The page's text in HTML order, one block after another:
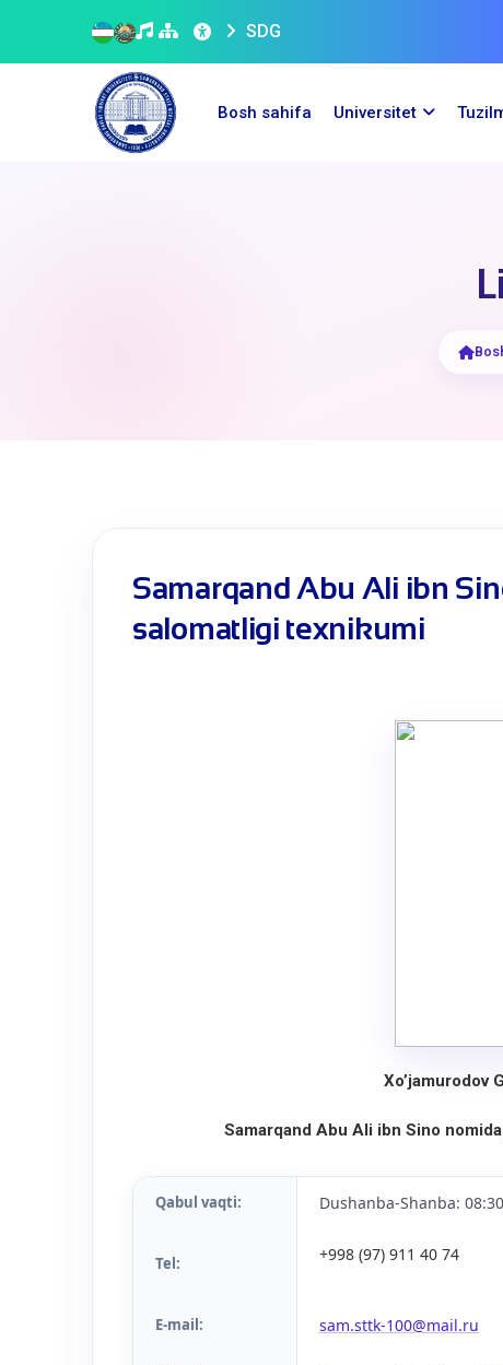
SDG
Bosh sahifa Universitet
Samarqand Abu Ali ibn
salomatligi texnikumi
Xo’jamurodov
Samarqand Abu Ali ibn Sino
Qabul vaqti: Dushanba-Shanba:
Tel: +998 (97) 911 40 74
E-mail: sam.sttk-100@mail.ru